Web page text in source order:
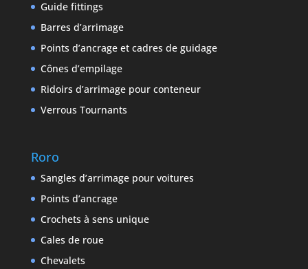
Guide fittings
Barres d’arrimage
Points d’ancrage et cadres de guidage
Cônes d’empilage
Ridoirs d’arrimage pour conteneur
Verrous Tournants
Roro
Sangles d’arrimage pour voitures
Points d’ancrage
Crochets à sens unique
Cales de roue
Chevalets